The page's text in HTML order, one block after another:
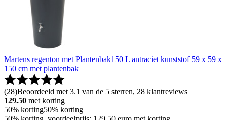
Martens regenton met Plantenbak150 L antraciet kunststof 59 x 59 x
150 cm met plantenbak
(28)Beoordeeld met 3.1 van de 5 sterren, 28 klantreviews
129.50 met korting
50% korting50% korting